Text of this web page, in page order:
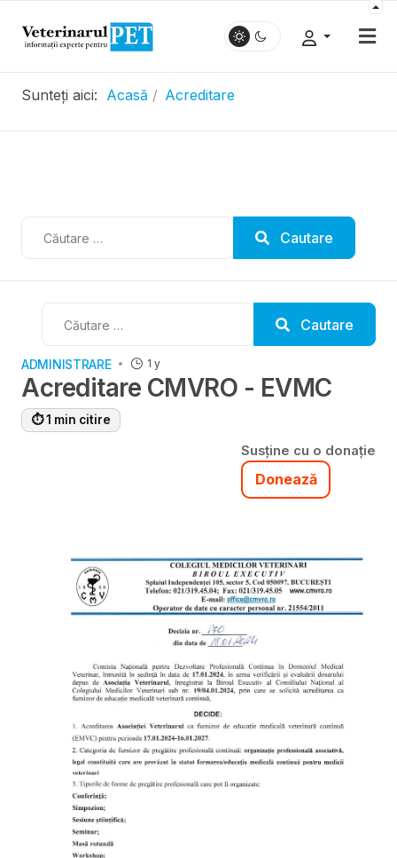
Sunteți aici: Acasă Acreditare
Cautare
Cautare
ADMINISTRARE 1 y
Acreditare CMVRO - EVMC
⏱ 1 min citire
Susține cu o donație
Donează